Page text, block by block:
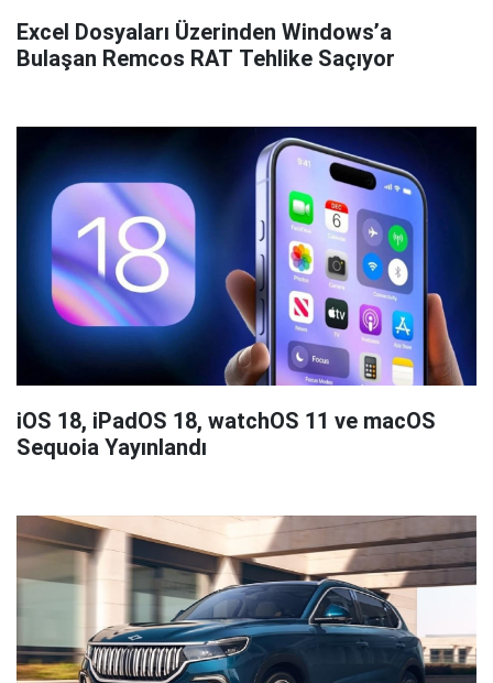
Excel Dosyaları Üzerinden Windows’a
Bulaşan Remcos RAT Tehlike Saçıyor
iOS 18, iPadOS 18, watchOS 11 ve macOS
Sequoia Yayınlandı